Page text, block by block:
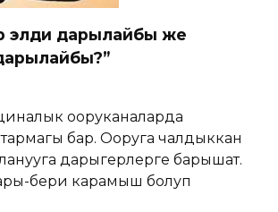
элди дарылайбы же
ооруканаларда
бар. Ооруга чалдыккан
дарыгерлерге барышат.
бери карамыш болуп